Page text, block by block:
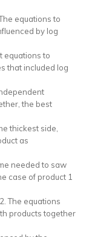
equations to
by log
equations to
that included log
the best
thickest side,
as
needed to saw
case of product 1
The equations
products together